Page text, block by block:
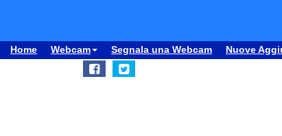
Home Webcam Segnala una Webcam Nuove